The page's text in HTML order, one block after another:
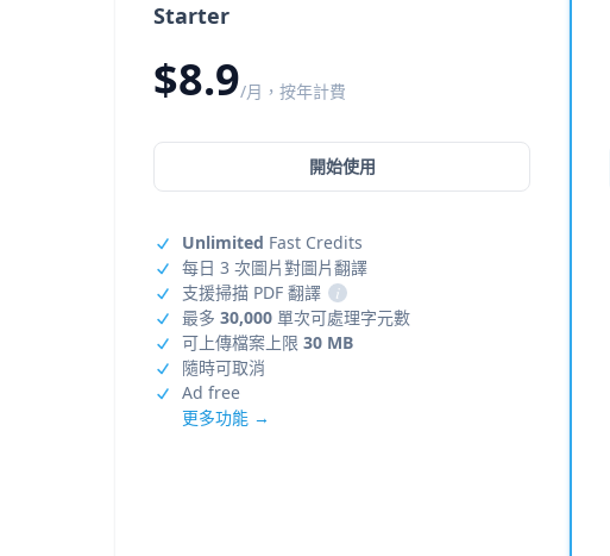
Starter
$8.9/月，按年計費
開始使用
Unlimited Fast Credits
每日 3 次圖片對圖片翻譯
支援掃描 PDF 翻譯
i
最多 30,000 單次可處理字元數
可上傳檔案上限 30 MB
隨時可取消
Ad free
更多功能 →